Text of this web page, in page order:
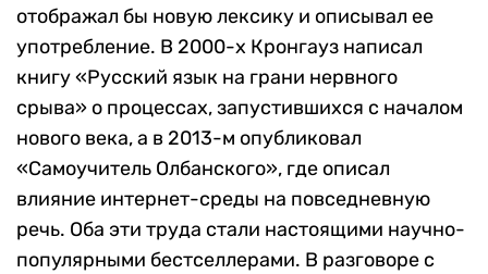
отображал бы новую лексику и описывал ее
употребление. В 2000-х Кронгауз написал
книгу «Русский язык на грани нервного
срыва» о процессах, запустившихся с началом
нового века, а в 2013-м опубликовал
«Самоучитель Олбанского», где описал
влияние интернет-среды на повседневную
речь. Оба эти труда стали настоящими научно-
популярными бестселлерами. В разговоре с